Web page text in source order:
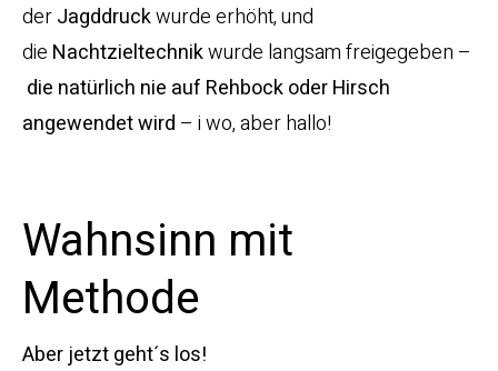
derJagddruckwurde erhöht, und
die Nachtzieltechnikwurde langsam freigegeben –
die natürlich nie auf Rehbock oder Hirsch
angewendet wird – i wo, aber hallo!
Wahnsinn mit
Methode
Aber jetzt geht´s los!